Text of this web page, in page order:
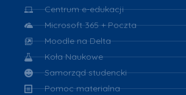
Centrum e-edukacji
Microsoft 365 + Poczta
Moodle na Delta
Koła Naukowe
Samorząd studencki
Pomoc materialna